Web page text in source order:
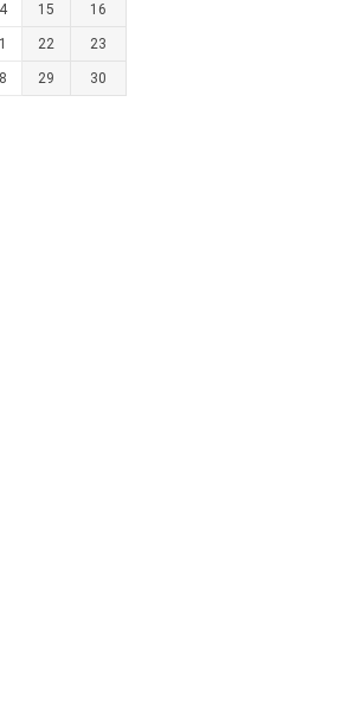
15 16
22 23
29 30